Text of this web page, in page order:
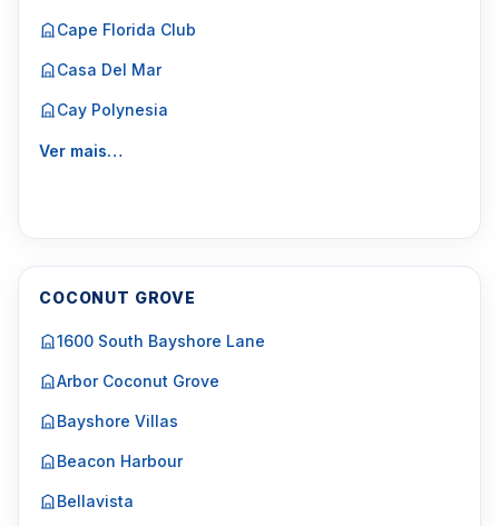
Cape Florida Club
Casa Del Mar
Cay Polynesia
Ver mais…
COCONUT GROVE
1600 South Bayshore Lane
Arbor Coconut Grove
Bayshore Villas
Beacon Harbour
Bellavista